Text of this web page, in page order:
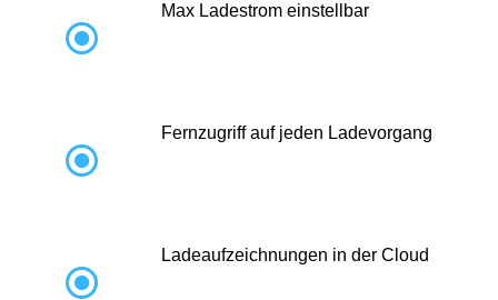

Max Ladestrom einstellbar

Fernzugriff auf jeden Ladevorgang

Ladeaufzeichnungen in der Cloud